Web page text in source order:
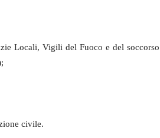
Locali, Vigili del Fuoco e del soccorso
civile.